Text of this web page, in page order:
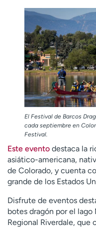
El Festival de Barcos
cada septiembre en
Festival.
Este evento destaca la
asiático-americana,
de Colorado, y cuenta
grande de los Estados
Disfrute de eventos
botes dragón por el
Regional Riverdale, que